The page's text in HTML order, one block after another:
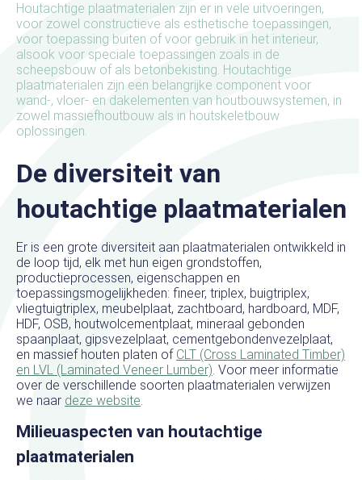
Houtachtige plaatmaterialen zijn er in vele uitvoeringen,
voor zowel constructieve als esthetische toepassingen,
voor toepassing buiten of voor gebruik in het interieur,
alsook voor speciale toepassingen zoals in de
scheepsbouw of als betonbekisting. Houtachtige
plaatmaterialen zijn een belangrijke component voor
wand-, vloer- en dakelementen van houtbouwsystemen, in
zowel massiefhoutbouw als in houtskeletbouw
oplossingen.
De diversiteit van
houtachtige plaatmaterialen
Er is een grote diversiteit aan plaatmaterialen ontwikkeld in
de loop tijd, elk met hun eigen grondstoffen,
productieprocessen, eigenschappen en
toepassingsmogelijkheden: fineer, triplex, buigtriplex,
vliegtuigtriplex, meubelplaat, zachtboard, hardboard, MDF,
HDF, OSB, houtwolcementplaat, mineraal gebonden
spaanplaat, gipsvezelplaat, cementgebondenvezelplaat,
en massief houten platen of CLT (Cross Laminated Timber)
en LVL (Laminated Veneer Lumber). Voor meer informatie
over de verschillende soorten plaatmaterialen verwijzen
we naar deze website.
Milieuaspecten van houtachtige
plaatmaterialen